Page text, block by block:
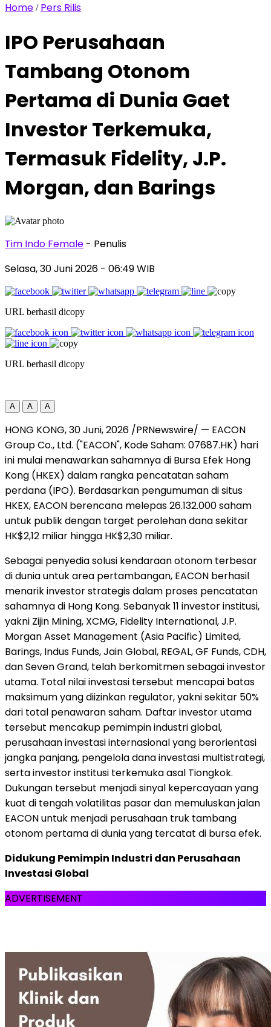
Home / Pers Rilis
IPO Perusahaan
Tambang Otonom
Pertama di Dunia Gaet
Investor Terkemuka,
Termasuk Fidelity, J.P.
Morgan, dan Barings
Tim Indo Female - Penulis
Selasa, 30 Juni 2026 - 06:49 WIB
URL berhasil dicopy
URL berhasil dicopy
A A A
HONG KONG,30 Juni, 2026 /PRNewswire/ — EACON
Group Co., Ltd. ("EACON", Kode Saham: 07687.HK) hari
ini mulai menawarkan sahamnya di Bursa Efek Hong
Kong (HKEX) dalam rangka pencatatan saham
perdana (IPO). Berdasarkan pengumuman di situs
HKEX, EACON berencana melepas 26.132.000 saham
untuk publik dengan target perolehan dana sekitar
HK$2,12 miliar hingga HK$2,30 miliar.
Sebagai penyedia solusi kendaraan otonom terbesar
di dunia untuk area pertambangan, EACON berhasil
menarik investor strategis dalam proses pencatatan
sahamnya di Hong Kong. Sebanyak 11 investor institusi,
yakni Zijin Mining, XCMG, Fidelity International, J.P.
Morgan Asset Management (Asia Pacific) Limited,
Barings, Indus Funds, Jain Global, REGAL, GF Funds, CDH,
dan Seven Grand, telah berkomitmen sebagai investor
utama. Total nilai investasi tersebut mencapai batas
maksimum yang diizinkan regulator, yakni sekitar 50%
dari total penawaran saham. Daftar investor utama
tersebut mencakup pemimpin industri global,
perusahaan investasi internasional yang berorientasi
jangka panjang, pengelola dana investasi multistrategi,
serta investor institusi terkemuka asal Tiongkok.
Dukungan tersebut menjadi sinyal kepercayaan yang
kuat di tengah volatilitas pasar dan memuluskan jalan
EACON untuk menjadi perusahaan truk tambang
otonom pertama di dunia yang tercatat di bursa efek.
Didukung Pemimpin Industri dan Perusahaan
Investasi Global
ADVERTISEMENT